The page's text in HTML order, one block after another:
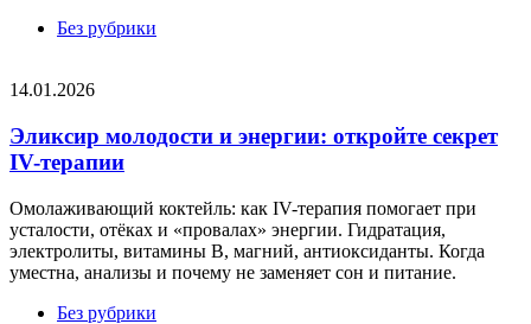
Без рубрики
14.01.2026
Эликсир молодости и энергии: откройте секрет
IV-терапии
Омолаживающий коктейль: как IV-терапия помогает при
усталости, отёках и «провалах» энергии. Гидратация,
электролиты, витамины B, магний, антиоксиданты. Когда
уместна, анализы и почему не заменяет сон и питание.
Без рубрики